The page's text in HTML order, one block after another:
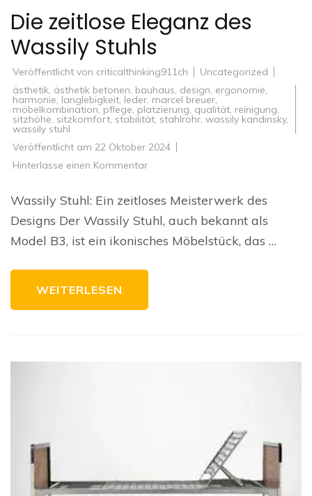
Die zeitlose Eleganz des
Wassily Stuhls
Veröffentlicht von criticalthinking911ch
Uncategorized
ästhetik, ästhetik betonen, bauhaus, design, ergonomie,
harmonie, langlebigkeit, leder, marcel breuer,
möbelkombination,pflege, platzierung, qualität, reinigung,
sitzhöhe, sitzkomfort, stabilität, stahlrohr, wassily kandinsky,
wassily stuhl
Veröffentlicht am 22 Oktober 2024
Hinterlasse einen Kommentarzu
Eleganz
des
Wassily
Stuhls
Wassily Stuhl: Ein zeitloses Meisterwerk des
Designs Der Wassily Stuhl, auch bekannt als
Model B3, ist ein ikonisches Möbelstück, das …
WEITERLESEN